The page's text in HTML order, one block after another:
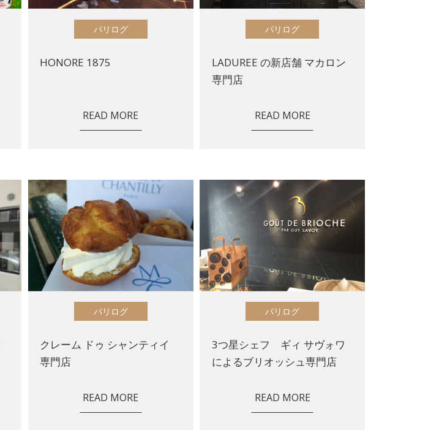
パリログ
HONORE 1875
READ MORE
パリログ
LADUREE の新店舗 マカロン
専門店
READ MORE
パリログ
クレーム ドゥ シャンティイ
専門店
READ MORE
パリログ
3つ星シェフ ギィ サヴォワ
によるブリオッシュ専門店
READ MORE